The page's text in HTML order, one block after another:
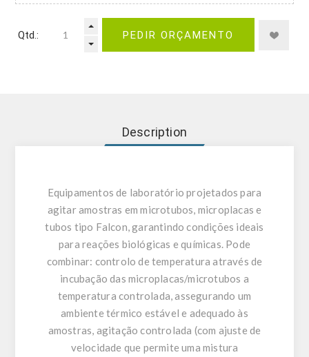
Qtd.: PEDIR ORÇAMENTO
Description
Equipamentos de laboratório projetados para
agitar amostras em microtubos, microplacas e
tubos tipo Falcon, garantindo condições ideais
para reações biológicas e químicas. Pode
combinar: controlo de temperatura através de
incubação das microplacas/microtubos a
temperatura controlada, assegurando um
ambiente térmico estável e adequado às
amostras, agitação controlada (com ajuste de
velocidade que permite uma mistura